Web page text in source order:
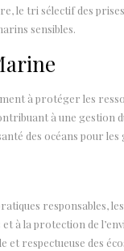
le tri sélectif des
sensibles.
à protéger les
à une gestion
des océans pour
responsables,
à la protection de
et respectueuse des